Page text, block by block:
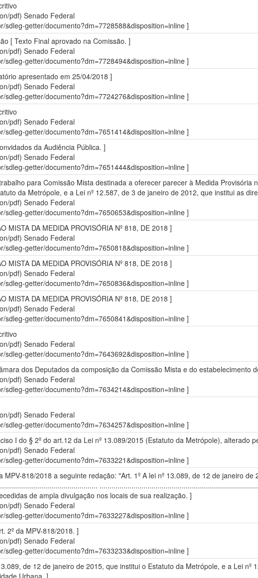
pdf) Senado Federal
sdleg-getter/documento?dm=7728588&disposition=inline ]
[ Texto Final aprovado na Comissão. ]
pdf) Senado Federal
sdleg-getter/documento?dm=7728494&disposition=inline ]
apresentado em 25/04/2018 ]
pdf) Senado Federal
sdleg-getter/documento?dm=7724276&disposition=inline ]
pdf) Senado Federal
sdleg-getter/documento?dm=7651414&disposition=inline ]
da Audiência Pública. ]
pdf) Senado Federal
sdleg-getter/documento?dm=7651444&disposition=inline ]
para Comissão Mista destinada a oferecer parecer à Medida Provisória
da Metrópole, e a Lei nº 12.587, de 3 de janeiro de 2012, que institui as
pdf) Senado Federal
sdleg-getter/documento?dm=7650653&disposition=inline ]
MISTA DA MEDIDA PROVISÓRIA Nº 818, DE 2018 ]
pdf) Senado Federal
sdleg-getter/documento?dm=7650818&disposition=inline ]
MISTA DA MEDIDA PROVISÓRIA Nº 818, DE 2018 ]
pdf) Senado Federal
sdleg-getter/documento?dm=7650836&disposition=inline ]
MISTA DA MEDIDA PROVISÓRIA Nº 818, DE 2018 ]
pdf) Senado Federal
sdleg-getter/documento?dm=7650841&disposition=inline ]
pdf) Senado Federal
sdleg-getter/documento?dm=7643692&disposition=inline ]
dos Deputados da composição da Comissão Mista e do estabelecimento
pdf) Senado Federal
sdleg-getter/documento?dm=7634214&disposition=inline ]
pdf) Senado Federal
sdleg-getter/documento?dm=7634257&disposition=inline ]
I do § 2º do art.12 da Lei nº 13.089/2015 (Estatuto da Metrópole), alterado
pdf) Senado Federal
sdleg-getter/documento?dm=7633221&disposition=inline ]
MPV-818/2018 a seguinte redação: "Art. 1º A lei nº 13.089, de 12 de janeiro
de ampla divulgação nos locais de sua realização. ]
pdf) Senado Federal
sdleg-getter/documento?dm=7633227&disposition=inline ]
2º da MPV-818/2018. ]
pdf) Senado Federal
sdleg-getter/documento?dm=7633233&disposition=inline ]
de 12 de janeiro de 2015, que institui o Estatuto da Metrópole, e a Lei
Urbana. ]